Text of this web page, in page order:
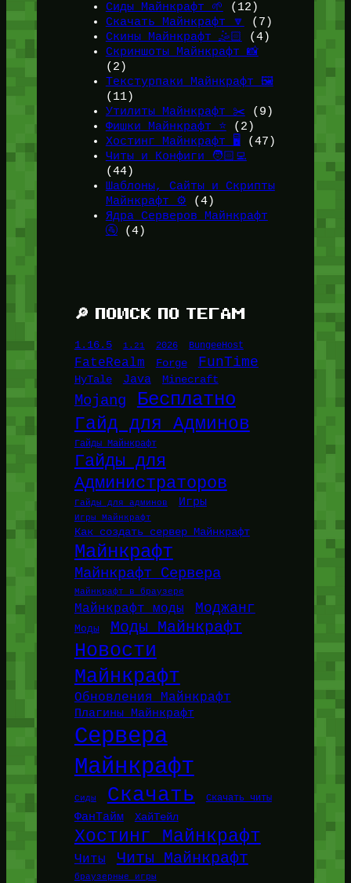
Сиды Майнкрафт 🌱
(12)
Скачать Майнкрафт 🔽
(7)
Скины Майнкрафт 🤹🏻
(4)
Скриншоты Майнкрафт 📸
(2)
Текстурпаки Майнкрафт 🖼️
(11)
Утилиты Майнкрафт ✂️ (9)
Фишки Майнкрафт ⭐(2)
Хостинг Майнкрафт 🖥️ (47)
Читы и Конфиги 🧑🏻‍💻
(44)
Шаблоны, Сайты и Скрипты
Майнкрафт ⚙️ (4)
Ядра Серверов Майнкрафт
🚰(4)
🔎 ПОИСК ПО ТЕГАМ
1.16.5 1.21 2026 BungeeHost
FateRealm Forge FunTime
HyTale Java Minecraft
Mojang Бесплатно
Гайд для Админов
Гайды Майнкрафт
Гайды для
Администраторов
Гайды для админов Игры
Игры Майнкрафт
Как создать сервер Майнкрафт
Майнкрафт
Майнкрафт Сервера
Майнкрафт в браузере
Майнкрафт моды Моджанг
Моды Моды Майнкрафт
Новости
Майнкрафт
Обновления Майнкрафт
Плагины Майнкрафт
Сервера
Майнкрафт
Сиды Скачать Скачать читы
ФанТайм ХайТейл
Хостинг Майнкрафт
Читы Читы Майнкрафт
браузерные игры